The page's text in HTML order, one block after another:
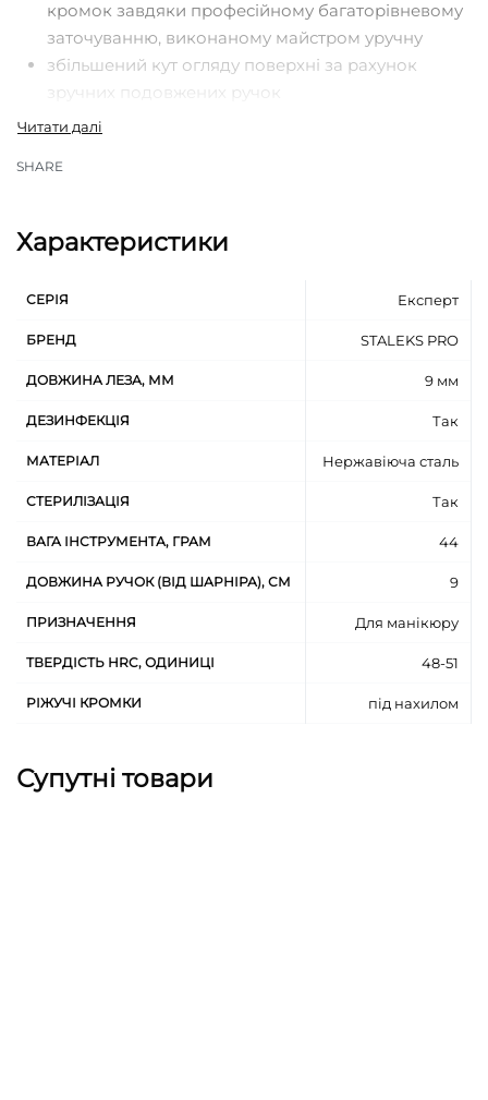
кромок завдяки професійному багаторівневому
заточуванню, виконаному майстром уручну
збільшений кут огляду поверхні за рахунок
зручних подовжених ручок
зручність та комфорт майстра у роботі з
вигляд, а інша – вигнута та ідеально вкладається
ідеальному поліруванню та шліфуванню площин
легкість та простота сервісного обслуговування
інструменту за рахунок оригінальної
додатковий захист інструменту від корозії, який
забезпечується поліровкою пастою ГОІ
SHARE
Характеристики
СЕРІЯ Експерт
БРЕНД STALEKS PRO
ДОВЖИНА ЛЕЗА, ММ 9 мм
ДЕЗИНФЕКЦІЯ Так
МАТЕРІАЛ Нержавіюча сталь
СТЕРИЛІЗАЦІЯ Так
ВАГА ІНСТРУМЕНТА, ГРАМ 44
ДОВЖИНА РУЧОК (ВІД ШАРНІРА), СМ 9
ПРИЗНАЧЕННЯ Для манікюру
ТВЕРДІСТЬ HRC, ОДИНИЦІ 48-51
РІЖУЧІ КРОМКИ під нахилом
Супутні товари